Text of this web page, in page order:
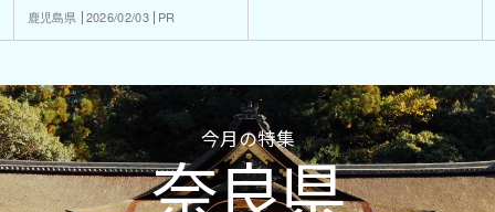
鹿児島県 2026/02/03 PR
今月の特集
奈良県